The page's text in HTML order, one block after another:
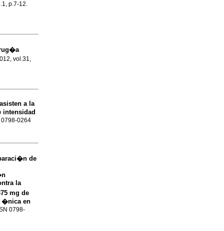
p.7-12.
vol.31,
a la
intensidad
0798-0264
de
la
mg de
�nica en
0798-